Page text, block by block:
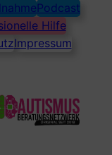
Podcast
Hilfe
Impressum